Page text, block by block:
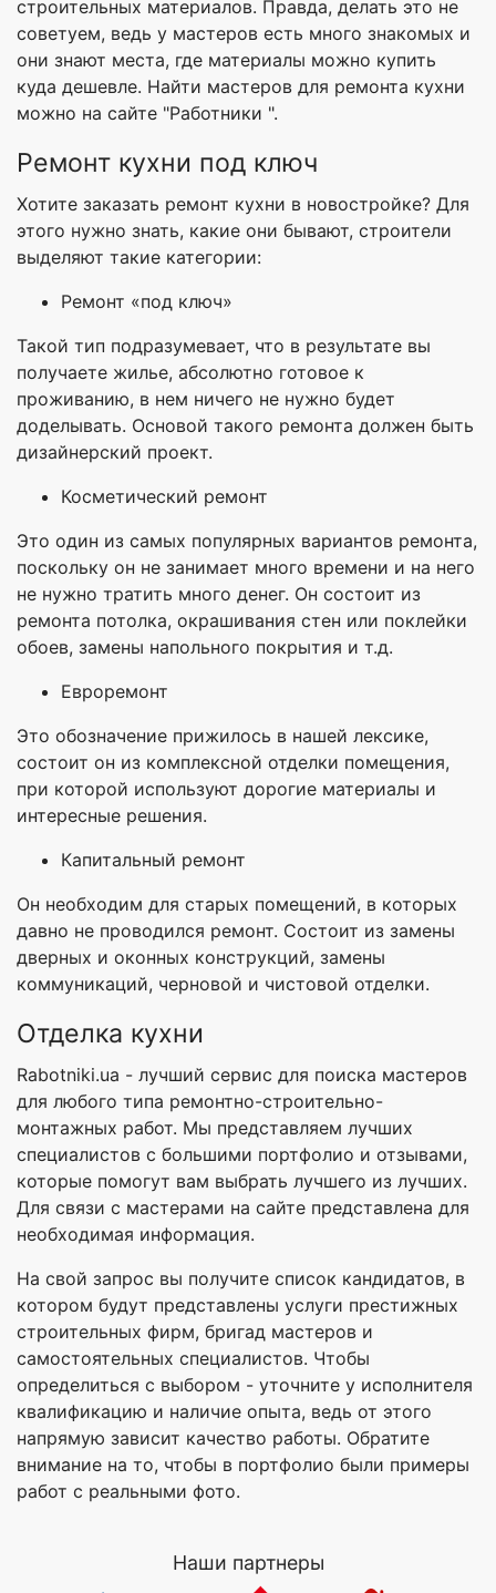
строительных материалов. Правда, делать это не
советуем, ведь у мастеров есть много знакомых и
они знают места, где материалы можно купить
куда дешевле. Найти мастеров для ремонта кухни
можно на сайте "Работники ".
Ремонт кухни под ключ
Хотите заказать ремонт кухни в новостройке? Для
этого нужно знать, какие они бывают, строители
выделяют такие категории:
Ремонт «под ключ»
Такой тип подразумевает, что в результате вы
получаете жилье, абсолютно готовое к
проживанию, в нем ничего не нужно будет
доделывать. Основой такого ремонта должен быть
дизайнерский проект.
Косметический ремонт
Это один из самых популярных вариантов ремонта,
поскольку он не занимает много времени и на него
не нужно тратить много денег. Он состоит из
ремонта потолка, окрашивания стен или поклейки
обоев, замены напольного покрытия и т.д.
Евроремонт
Это обозначение прижилось в нашей лексике,
состоит он из комплексной отделки помещения,
при которой используют дорогие материалы и
интересные решения.
Капитальный ремонт
Он необходим для старых помещений, в которых
давно не проводился ремонт. Состоит из замены
дверных и оконных конструкций, замены
коммуникаций, черновой и чистовой отделки.
Отделка кухни
Rabotniki.ua - лучший сервис для поиска мастеров
для любого типа ремонтно-строительно-
монтажных работ. Мы представляем лучших
специалистов с большими портфолио и отзывами,
которые помогут вам выбрать лучшего из лучших.
Для связи с мастерами на сайте представлена для
необходимая информация.
На свой запрос вы получите список кандидатов, в
котором будут представлены услуги престижных
строительных фирм, бригад мастеров и
самостоятельных специалистов. Чтобы
определиться с выбором - уточните у исполнителя
квалификацию и наличие опыта, ведь от этого
напрямую зависит качество работы. Обратите
внимание на то, чтобы в портфолио были примеры
работ с реальными фото.
Наши партнеры